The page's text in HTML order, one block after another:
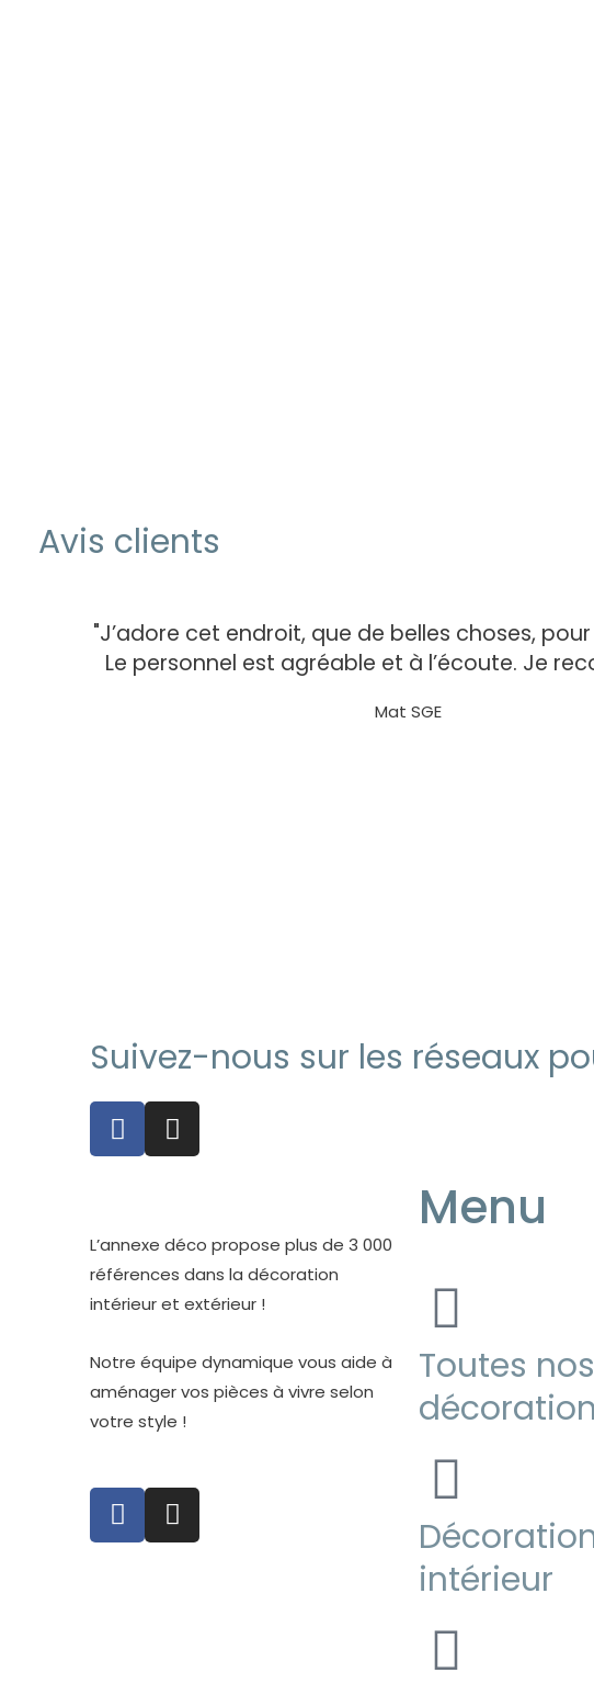
Avis clients
"J’adore cet endroit, que de belles choses,
Le personnel est agréable et à l’écoute. Je
Mat SGE
Suivez-nous sur les réseaux
F
a
c
o
o
k
f
I
n
s
g
r
a
L’annexe déco propose plus de 3 000
références dans la décoration
intérieur et extérieur !
Notre équipe dynamique vous aide à
aménager vos pièces à vivre selon
votre style !
F
a
c
I
n
s
Menu
Toutes nos
intérieur